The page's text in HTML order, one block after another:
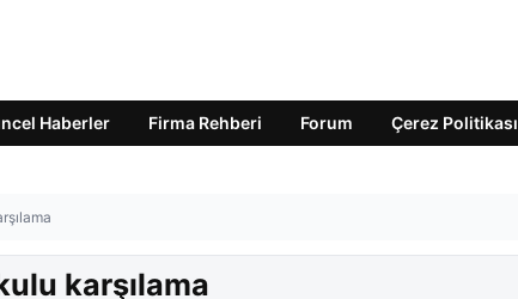
Haberler Firma Rehberi Forum Çerez Politikası
karşılama